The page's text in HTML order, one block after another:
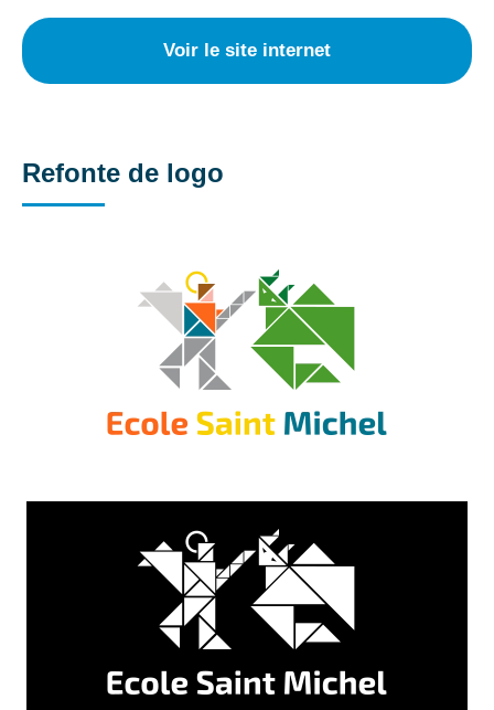
Voir le site internet
Refonte de logo